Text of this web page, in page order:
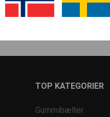
TOP KATEGORIER
Gummibælter